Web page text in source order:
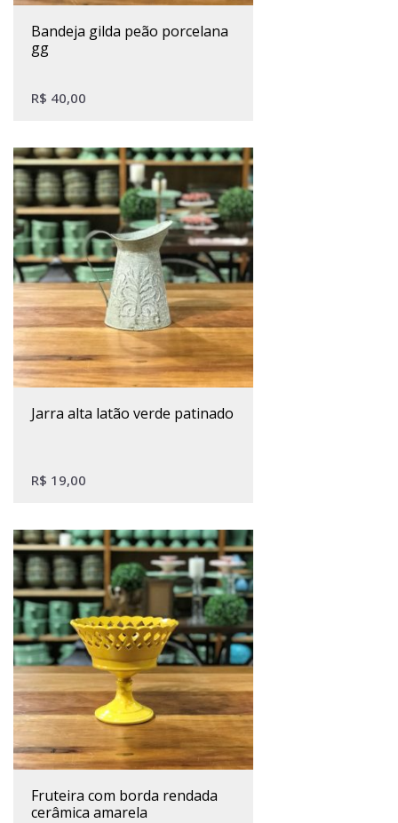
bandeja gilda peão porcelana
gg
R$ 40,00
jarra alta latão verde patinado
R$ 19,00
fruteira com borda rendada
cerâmica amarela